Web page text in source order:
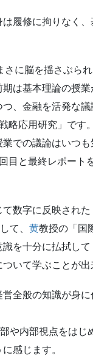
履修に拘りなく、
に脳を揺さぶら
は基本理論の授業
、金融を活発な
略応用研究」です
での議論はいつも
目と最終レポート
数字に反映された
て、 黄教授の「国
を十分に払拭し
いて学ぶことが出
全般の知識が身に
や内部視点をはじ
感じます。